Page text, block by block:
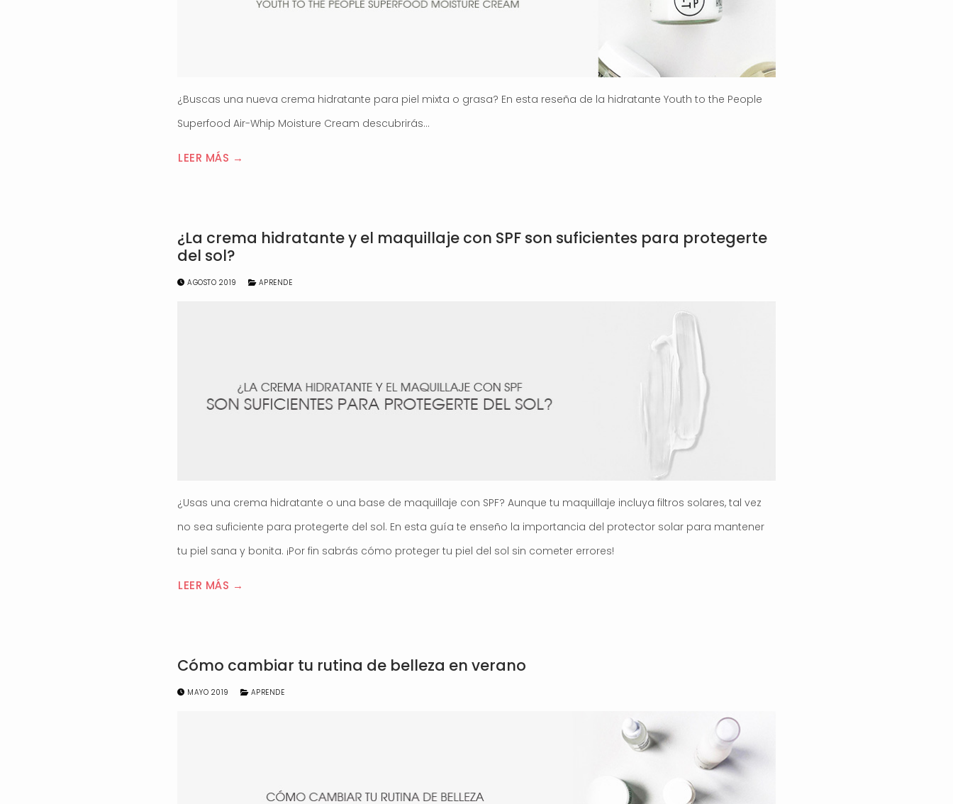
¿Buscas una nueva crema hidratante para piel mixta o grasa? En esta reseña de la hidratante Youth to the People
Superfood Air-Whip Moisture Cream descubrirás…
LEER MÁS →
¿La crema hidratante y el maquillaje con SPF son suficientes para protegerte
del sol?
AGOSTO 2019 APRENDE
¿Usas una crema hidratante o una base de maquillaje con SPF? Aunque tu maquillaje incluya filtros solares, tal vez
no sea suficiente para protegerte del sol. En esta guía te enseño la importancia del protector solar para mantener
tu piel sana y bonita. ¡Por fin sabrás cómo proteger tu piel del sol sin cometer errores!
LEER MÁS →
Cómo cambiar tu rutina de belleza en verano
MAYO 2019 APRENDE